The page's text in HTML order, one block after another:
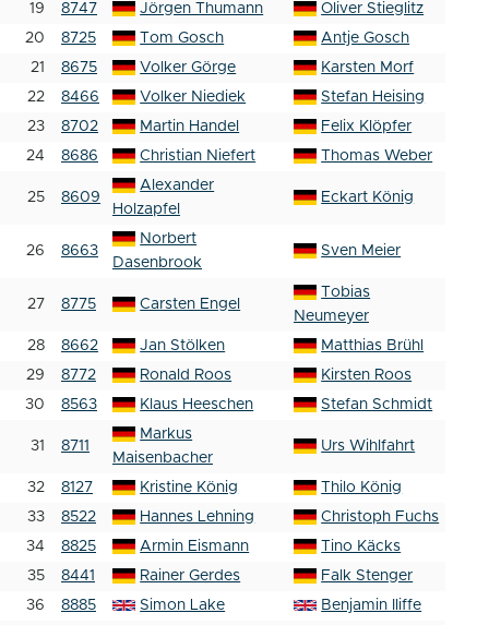
19
8747 Jörgen Thumann
Oliver Stieglitz
20
8725 Tom Gosch
Antje Gosch
21
8675 Volker Görge
Karsten Morf
22
8466 Volker Niediek
Stefan Heising
23
8702 Martin Handel
Felix Klöpfer
24
8686 Christian Niefert Thomas Weber
25 8609
Alexander
Holzapfel
Eckart König
26 8663
Norbert
Dasenbrook
Sven Meier
27 8775 Carsten Engel
Tobias
Neumeyer
28
8662 Jan Stölken
Matthias Brühl
29
8772 Ronald Roos
Kirsten Roos
30
8563 Klaus Heeschen Stefan Schmidt
31 8711
Markus
Maisenbacher
Urs Wihlfahrt
32 8127 Kristine König
Thilo König
33
8522 Hannes Lehning
Christoph Fuchs
34
8825 Armin Eismann
Tino Käcks
35
8441 Rainer Gerdes
Falk Stenger
36
8885 Simon Lake
Benjamin Iliffe